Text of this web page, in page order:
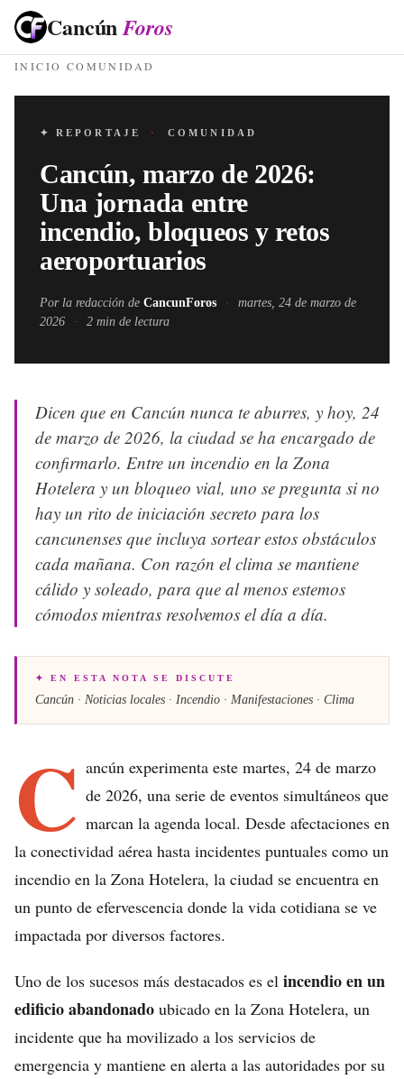
CancúnForos
INICIO· COMUNIDAD
✦ REPORTAJE · COMUNIDAD
Cancún, marzo de 2026:
Una jornada entre
incendio, bloqueos y retos
aeroportuarios
Por la redacción de CancunForos ·
martes, 24 de marzo de
2026
· 2 min de lectura
Dicen que en Cancún nunca te aburres, y hoy, 24
de marzo de 2026, la ciudad se ha encargado de
confirmarlo. Entre un incendio en la Zona
Hotelera y un bloqueo vial, uno se pregunta si no
hay un rito de iniciación secreto para los
cancunenses que incluya sortear estos obstáculos
cada mañana. Con razón el clima se mantiene
cálido y soleado, para que al menos estemos
cómodos mientras resolvemos el día a día.
✦ EN ESTA NOTA SE DISCUTE
Cancún · Noticias locales · Incendio · Manifestaciones · Clima
C ancún experimenta este martes, 24 de marzo
de 2026, una serie de eventos simultáneos que
marcan la agenda local. Desde afectaciones en
la conectividad aérea hasta incidentes puntuales como un
incendio en la Zona Hotelera, la ciudad se encuentra en
un punto de efervescencia donde la vida cotidiana se ve
impactada por diversos factores.
Uno de los sucesos más destacados es el incendio en un
edificio abandonado ubicado en la Zona Hotelera, un
incidente que ha movilizado a los servicios de
emergencia y mantiene en alerta a las autoridades por su